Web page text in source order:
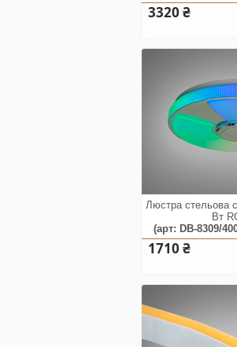
3320 ₴
Люстра стельова
Вт
(арт: DB-8309/
1710 ₴